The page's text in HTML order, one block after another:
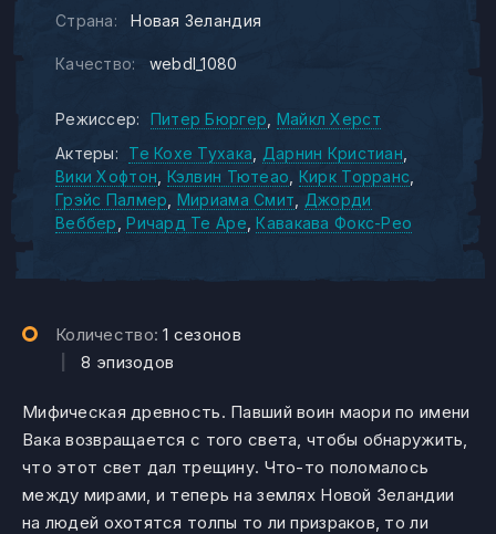
Страна: Новая Зеландия
Качество: webdl_1080
Режиссер: Питер Бюргер Майкл Херст
Актеры:
Те Кохе Тухака
Дарнин Кристиан
Вики Хофтон Кэлвин Тютеао Кирк Торранс
Грэйс Палмер Мириама Смит
Джорди
Веббер
Ричард Те Аре Кавакава Фокс-Рео
Количество:1 сезонов
|8 эпизодов
Мифическая древность. Павший воин маори по имени
Вака возвращается с того света, чтобы обнаружить,
что этот свет дал трещину. Что-то поломалось
между мирами, и теперь на землях Новой Зеландии
на людей охотятся толпы то ли призраков, то ли